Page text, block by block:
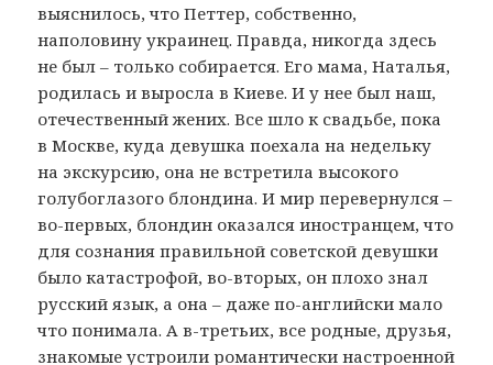
выяснилось, что Петтер, собственно,
наполовину украинец. Правда, никогда здесь
не был – только собирается. Его мама, Наталья,
родилась и выросла в Киеве. И у нее был наш,
отечественный жених. Все шло к свадьбе, пока
в Москве, куда девушка поехала на недельку
на экскурсию, она не встретила высокого
голубоглазого блондина. И мир перевернулся –
во-первых, блондин оказался иностранцем, что
для сознания правильной советской девушки
было катастрофой, во-вторых, он плохо знал
русский язык, а она – даже по-английски мало
что понимала. А в-третьих, все родные, друзья,
знакомые устроили романтически настроенной